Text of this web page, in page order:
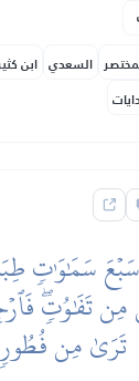
السعدي ابن
سَمَٰوَٰتٖ
مِن تَفَٰوُتٖۖ
تَرَىٰ مِن فُطُورٖ